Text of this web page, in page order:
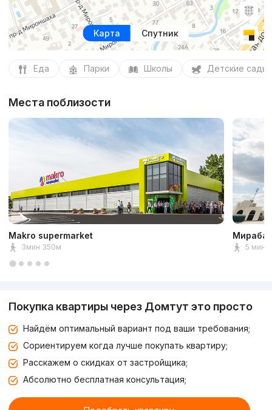
Карта Спутник
Еда Парки Школы Детские сады
Места поблизости
Makro supermarket
3мин 350м 5 мин
Покупка квартиры через Домтут это просто
Найдём оптимальный вариант под ваши требования;
Сориентируем когда лучше покупать квартиру;
Расскажем о скидках от застройщика;
Абсолютно бесплатная консультация;